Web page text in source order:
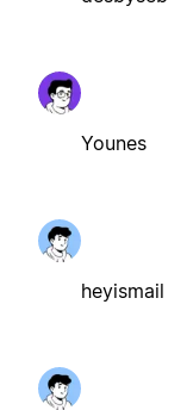
Younes
heyismail